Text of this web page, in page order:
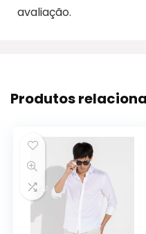
avaliação.
Produtos